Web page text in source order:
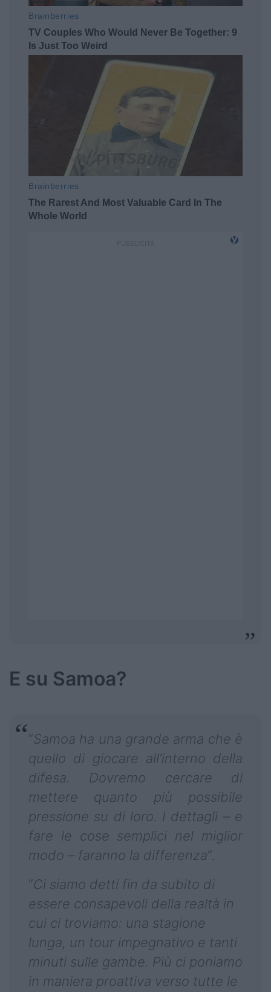
E su Samoa?
“Samoa ha una grande arma che è
quello di giocare all’interno della
difesa. Dovremo cercare di
mettere quanto più possibile
pressione su di loro. I dettagli – e
fare le cose semplici nel miglior
modo – faranno la differenza”.
“Ci siamo detti fin da subito di
essere consapevoli della realtà in
cui ci troviamo: una stagione
lunga, un tour impegnativo e tanti
minuti sulle gambe. Più ci poniamo
in maniera proattiva verso tutte le